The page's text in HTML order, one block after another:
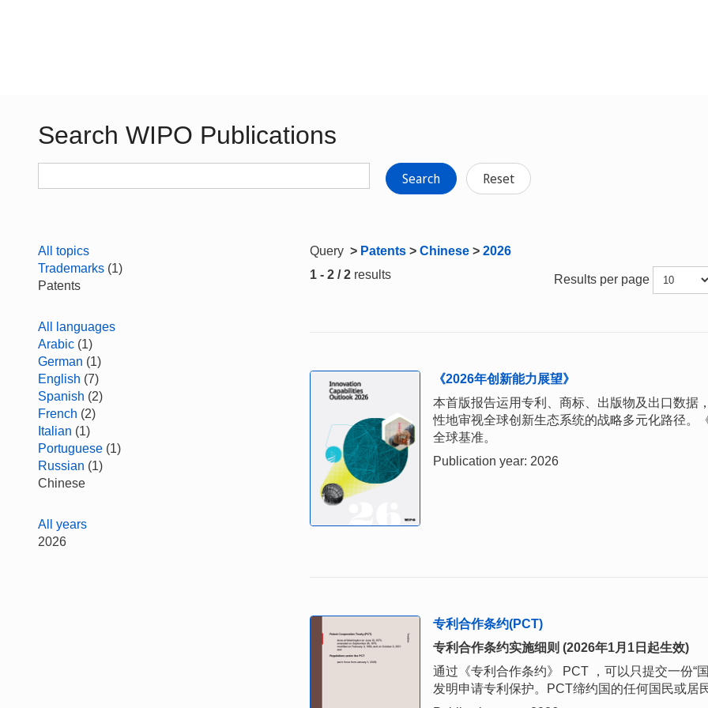
Search WIPO Publications
Search Reset
All topics
Trademarks (1)
Patents
All languages
Arabic (1)
German (1)
English (7)
Spanish (2)
French (2)
Italian (1)
Portuguese (1)
Russian (1)
Chinese
All years
2026
Query > Patents > Chinese > 2026
1 - 2 / 2 results Results per page
《2026年创新能力展望》
本首版报告运用专利、商标、出版物及出口数据
性地审视全球创新生态系统的战略多元化路径。
全球基准。
Publication year: 2026
专利合作条约(PCT)
专利合作条约实施细则 (2026年1月1日起生效)
通过《专利合作条约》 PCT ，可以只提交一份“
发明申请专利保护。PCT缔约国的任何国民或居